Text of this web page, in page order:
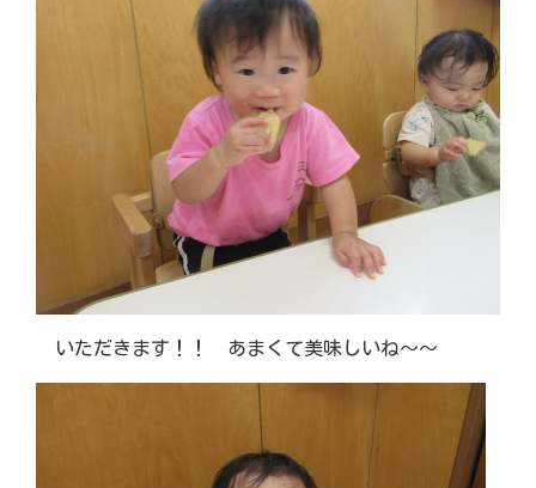
いただきます！！ あまくて美味しいね～～